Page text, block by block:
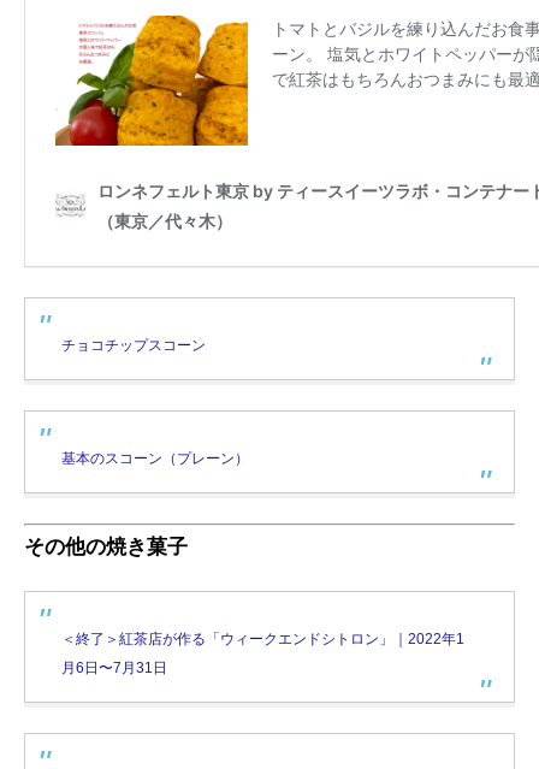
チョコチップスコーン
基本のスコーン（プレーン）
その他の焼き菓子
＜終了＞紅茶店が作る「ウィークエンドシトロン」｜2022年1
月6日〜7月31日